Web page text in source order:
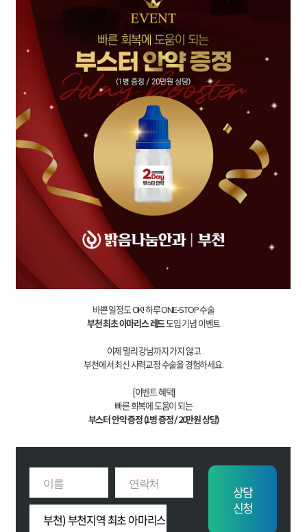
바쁜 일정도 OK! 하루 ONE-STOP 수술
부천 최초 아마리스 레드도입 기념 이벤트
이제 멀리 강남까지 가지 않고
부천에서 최신 시력교정 수술을 경험하세요.
[이벤트 혜택]
빠른 회복에 도움이 되는
부스터 안약 증정 (1병 증정 / 20만원 상당)
상담
신청